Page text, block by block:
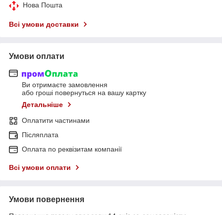
Нова Пошта
Всі умови доставки
Умови оплати
Ви отримаєте замовлення
або гроші повернуться на вашу картку
Детальніше
Оплатити частинами
Післяплата
Оплата по реквізитам компанії
Всі умови оплати
Умови повернення